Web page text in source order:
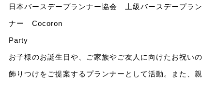
日本バースデープランナー協会 上級バースデープラン
ナー Cocoron
お子様のお誕生日や、ご家族やご友人に向けたお祝いの
飾りつけをご提案するプランナーとして活動。また、親